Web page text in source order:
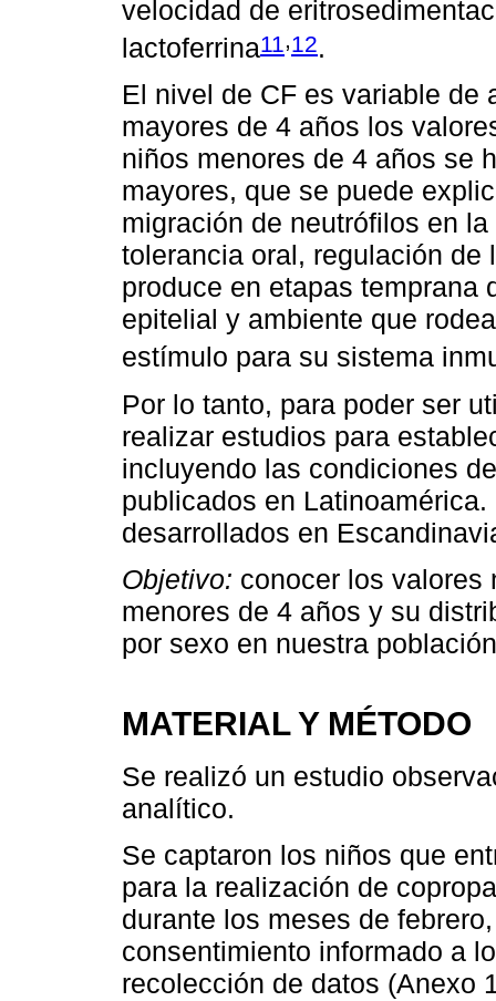
velocidad de
lactoferrina11 12.
El nivel de CF es variable de
mayores de 4 años los
niños menores de 4 años se
mayores, que se puede
migración de neutrófilos en
tolerancia oral, regulación
produce en etapas temprana
epitelial y ambiente que
estímulo para su sistema
Por lo tanto, para poder ser
realizar estudios para
incluyendo las condiciones
publicados en
desarrollados en
Objetivo: conocer los valores
menores de 4 años y su
por sexo en nuestra
MATERIAL Y MÉTODO
Se realizó un estudio
analítico.
Se captaron los niños que
para la realización de
durante los meses de
consentimiento informado a
recolección de datos (Anexo